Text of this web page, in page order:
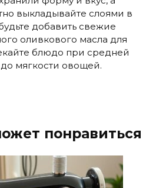
выкладывайте слоями в
добавить свежие
оливкового масла для
блюдо при средней
мягкости овощей.
понравиться